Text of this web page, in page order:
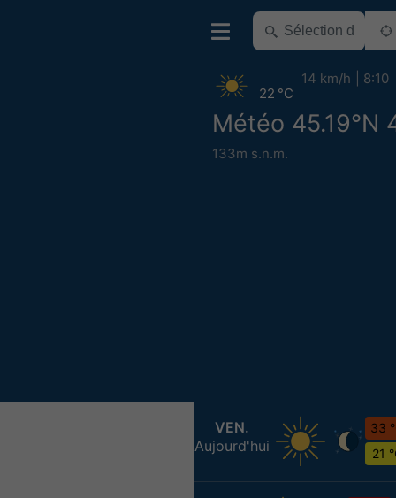
Météo 45.19°N
133m s.n.m.
22 °C
14 km/h 8:10
VEN.
Aujourd'hui
33
21